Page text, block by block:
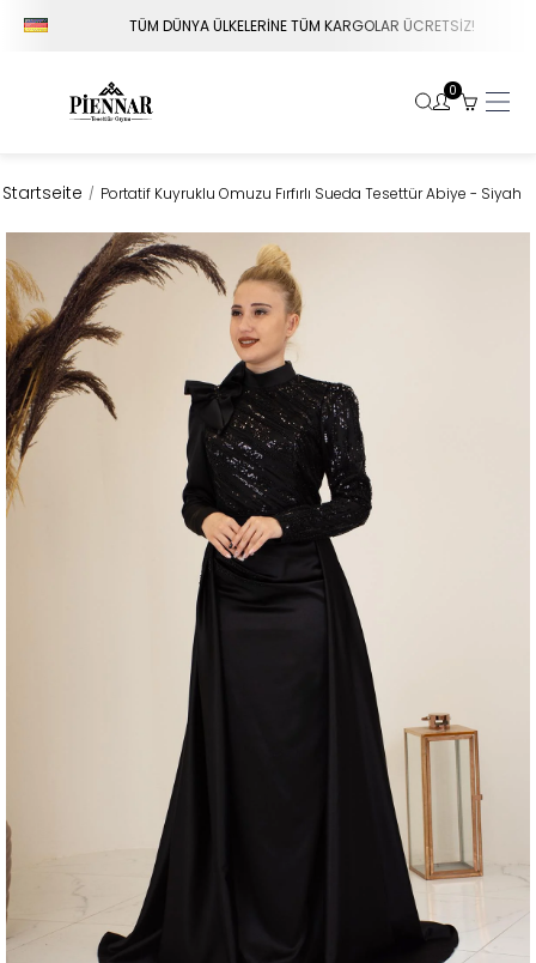
TÜM DÜNYA ÜLKELERİNE TÜM KARGOLAR ÜCRETSİZ!
0
Startseite Portatif Kuyruklu Omuzu Fırfırlı Sueda Tesettür Abiye - Siyah